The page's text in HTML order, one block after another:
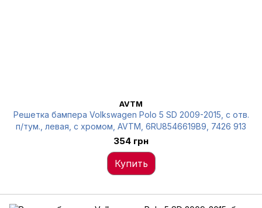
AVTM
Решетка бампера Volkswagen Polo 5 SD 2009-2015, с отв.
п/тум., левая, с хромом, AVTM, 6RU8546619B9, 7426 913
354 грн
Купить